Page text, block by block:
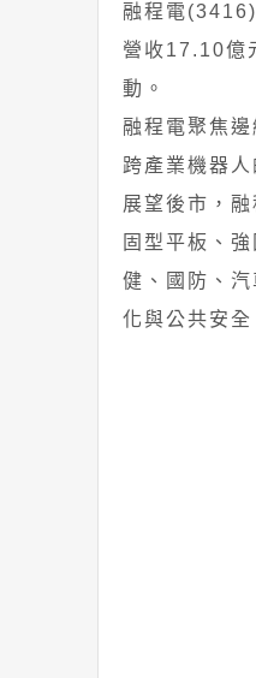
融程電
營收17.10億
動。
融程電聚焦
跨產業機器
展望後市，
固型平板、
健、國防、
化與公共安全